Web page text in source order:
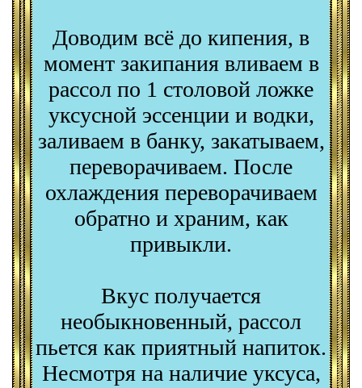
Доводим всё до кипения, в
момент закипания вливаем в
рассол по 1 столовой ложке
уксусной эссенции и водки,
заливаем в банку, закатываем,
переворачиваем. После
охлаждения переворачиваем
обратно и храним, как
привыкли.
Вкус получается
необыкновенный, рассол
пьется как приятный напиток.
Несмотря на наличие уксуса,